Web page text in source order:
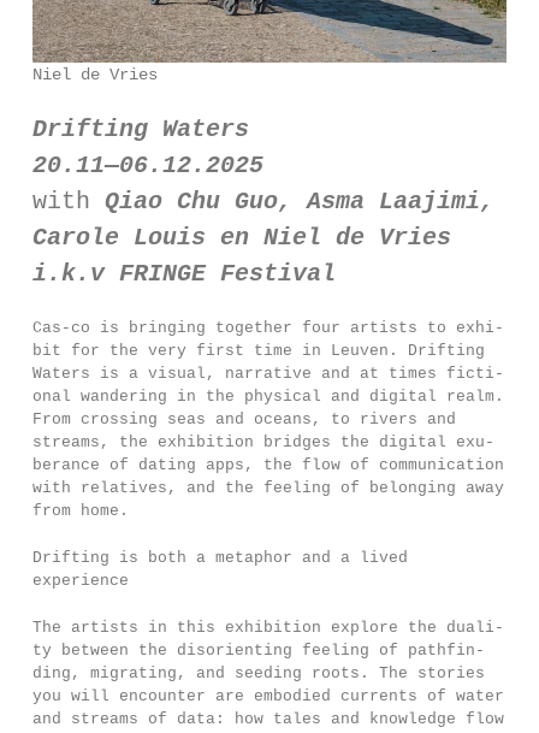
Niel de Vries
Drifting Waters
20.11—06.12.2025
with Qiao Chu Guo, Asma Laajimi,
Carole Louis en Niel de Vries
i.k.v FRINGE Festival
Cas-co is brin­ging together four artists to exhi­
bit for the very first time in Leuven. Drifting
Waters is a visu­al, nar­ra­ti­ve and at times fic­ti­
o­nal wan­de­ring in the phy­si­cal and digi­tal realm.
From cros­sing seas and oceans, to rivers and
streams, the exhi­bi­ti­on brid­ges the digi­tal exu­
be­ran­ce of dating apps, the flow of com­mu­ni­ca­ti­on
with rela­ti­ves, and the fee­ling of belon­ging away
from home.
Drifting is both a metap­hor and a lived
experience
The artists in this exhi­bi­ti­on explo­re the dua­li­
ty bet­ween the diso­rien­ting fee­ling of pathfin­
ding, migra­ting, and see­ding roots. The sto­ries
you will encoun­ter are embo­died cur­rents of water
and streams of data: how tales and know­led­ge flow